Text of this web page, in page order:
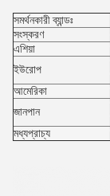
সমর্থনকারী ব্যান্ডঃ
সংস্করণ
এশিয়া
ইউরোপ
আমেরিকা
জানপান
মধ্যপ্রাচ্য